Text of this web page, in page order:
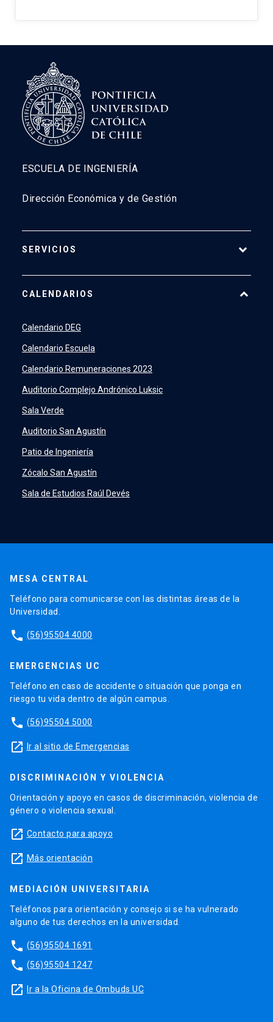
ESCUELA DE INGENIERÍA
Dirección Económica y de Gestión
SERVICIOS
SIDINGlaunch
Academic Intelligence
PeopleSoftlaunch
ERPlaunch
CALENDARIOS
Calendario DEG
Calendario Escuela
Calendario Remuneraciones 2023
Auditorio Complejo Andrónico Luksic
Sala Verde
Auditorio San Agustín
Patio de Ingeniería
Zócalo San Agustín
Sala de Estudios Raúl Devés
MESA CENTRAL
Teléfono para comunicarse con las distintas áreas de la
Universidad.
phone (56)95504 4000
EMERGENCIAS UC
Teléfono en caso de accidente o situación que ponga en
riesgo tu vida dentro de algún campus.
phone (56)95504 5000
launch Ir al sitio de Emergencias
DISCRIMINACIÓN Y VIOLENCIA
Orientación y apoyo en casos de discriminación, violencia de
género o violencia sexual.
launch Contacto para apoyo
launch Más orientación
MEDIACIÓN UNIVERSITARIA
Teléfonos para orientación y consejo si se ha vulnerado
alguno de tus derechos en la universidad.
phone (56)95504 1691
phone (56)95504 1247
launch Ir a la Oficina de Ombuds UC